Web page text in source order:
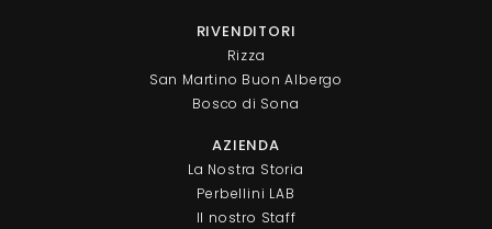
RIVENDITORI
Rizza
San Martino Buon Albergo
Bosco di Sona
AZIENDA
La Nostra Storia
Perbellini LAB
Il nostro Staff